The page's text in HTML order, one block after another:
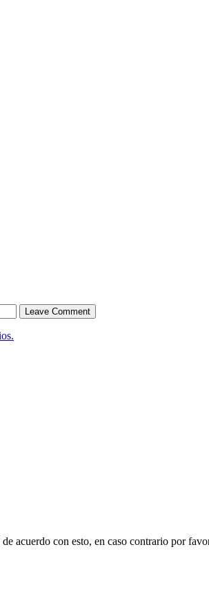
acuerdo con esto, en caso contrario por